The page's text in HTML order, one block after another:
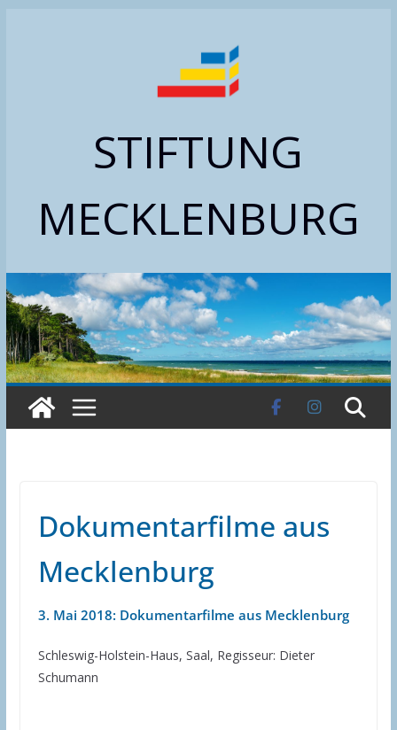
STIFTUNG
MECKLENBURG
Dokumentarfilme aus
Mecklenburg
3. Mai 2018: Dokumentarfilme aus Mecklenburg
Schleswig-Holstein-Haus, Saal, Regisseur: Dieter
Schumann